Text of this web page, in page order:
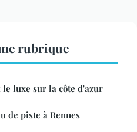
rubrique
luxe sur la côte d'azur
de piste à Rennes